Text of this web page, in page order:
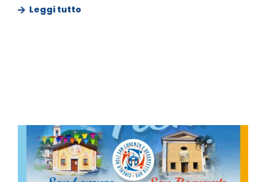
Leggi tutto